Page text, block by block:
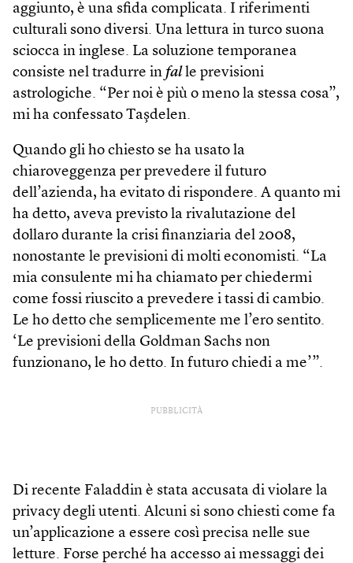
aggiunto, è una sfida complicata. I riferimenti
culturali sono diversi. Una lettura in turco suona
sciocca in inglese. La soluzione temporanea
consiste nel tradurre in fal le previsioni
astrologiche. “Per noi è più o meno la stessa cosa”,
mi ha confessato Taşdelen.
Quando gli ho chiesto se ha usato la
chiaroveggenza per prevedere il futuro
dell’azienda, ha evitato di rispondere. A quanto mi
ha detto, aveva previsto la rivalutazione del
dollaro durante la crisi finanziaria del 2008,
nonostante le previsioni di molti economisti. “La
mia consulente mi ha chiamato per chiedermi
come fossi riuscito a prevedere i tassi di cambio.
Le ho detto che semplicemente me l’ero sentito.
‘Le previsioni della Goldman Sachs non
funzionano, le ho detto. In futuro chiedi a me’”.
PUBBLICITÀ
Di recente Faladdin è stata accusata di violare la
privacy degli utenti. Alcuni si sono chiesti come fa
un’applicazione a essere così precisa nelle sue
letture. Forse perché ha accesso ai messaggi dei